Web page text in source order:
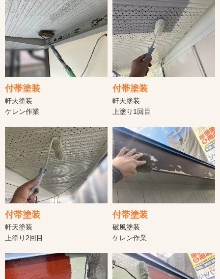
付帯塗装
軒天塗装
ケレン作業
付帯塗装
軒天塗装
上塗り1回目
付帯塗装
軒天塗装
上塗り2回目
付帯塗装
破風塗装
ケレン作業